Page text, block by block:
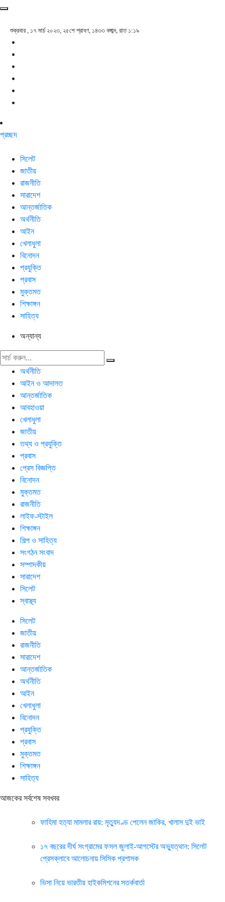
শুক্রবার , ১৭ মার্চ ২০২৩, ২৫শে শ্রাবণ, ১৪৩৩ বঙ্গাব্দ, রাত ১:১৯
প্রচ্ছদ
সিলেট
জাতীয়
রাজনীতি
সারাদেশ
আন্তর্জাতিক
অর্থনীতি
আইন
খেলাধুলা
বিনোদন
প্রযুক্তি
প্রবাস
মুক্তমত
শিক্ষাঙ্গন
সাহিত্য
অন্যান্য
অর্থনীতি
আইন ও আদালত
আন্তর্জাতিক
আবহাওয়া
খেলাধুলা
জাতীয়
তথ্য ও প্রযুক্তি
প্রবাস
প্রেস বিজ্ঞপ্তি
বিনোদন
মুক্তমত
রাজনীতি
লাইফ-স্টাইল
শিক্ষাঙ্গন
শিল্প ও সাহিত্য
সংগঠন সংবাদ
সম্পাদকীয়
সারাদেশ
সিলেট
স্বাস্থ্য
সিলেট
জাতীয়
রাজনীতি
সারাদেশ
আন্তর্জাতিক
অর্থনীতি
আইন
খেলাধুলা
বিনোদন
প্রযুক্তি
প্রবাস
মুক্তমত
শিক্ষাঙ্গন
সাহিত্য
আজকের সর্বশেষ সবখবর
ফাহিমা হত্যা মামলার রায়: মৃত্যুদণ্ড পেলেন জাকির, খালাস দুই ভাই
১৭ বছরের দীর্ঘ সংগ্রামের ফসল জুলাই-আগস্টের অভ্যুত্থান: সিলেট
প্রেসক্লাবে আলোচনায় সিসিক প্রশাসক
ভিসা নিয়ে ভারতীয় হাইকমিশনের সতর্কবার্তা